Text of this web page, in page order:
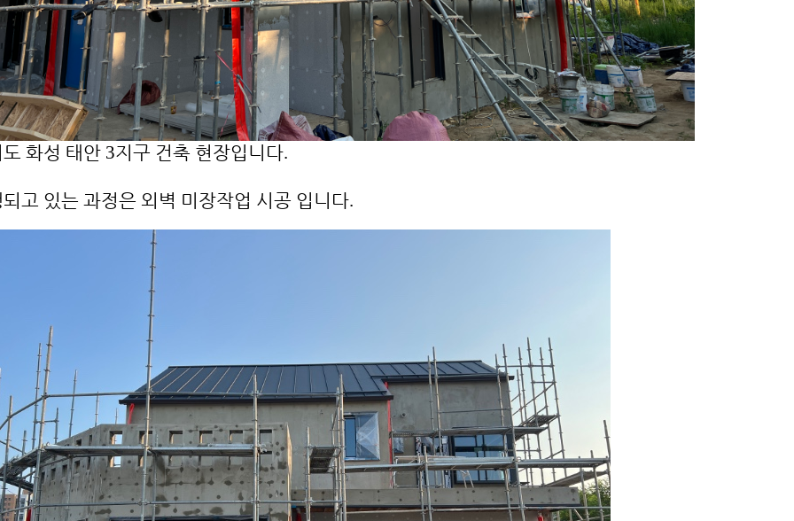
화성 태안 3지구 건축 현장입니다.
고 있는 과정은 외벽 미장작업 시공 입니다.